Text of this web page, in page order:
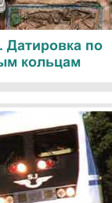
Датировка по
кольцам